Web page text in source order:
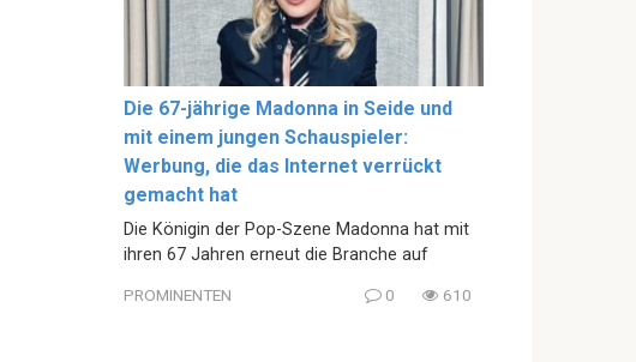
Die 67-jährige Madonna in Seide und
mit einem jungen Schauspieler:
Werbung, die das Internet verrückt
gemacht hat
Die Königin der Pop-Szene Madonna hat mit
ihren 67 Jahren erneut die Branche auf
PROMINENTEN 0 610